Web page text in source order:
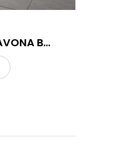
TAVOLO SAVONA BOTTE